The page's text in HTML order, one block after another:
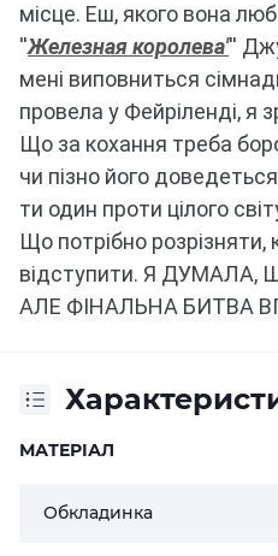
місце. Еш, якого вона
''Железная королева'''
мені виповниться
провела у Фейріленді, я
Що за кохання треба
чи пізно його
ти один проти цілого
Що потрібно
відступити. Я ДУМАЛА,
АЛЕ ФІНАЛЬНА БИТВА
МАТЕРІАЛ
Обкладинка